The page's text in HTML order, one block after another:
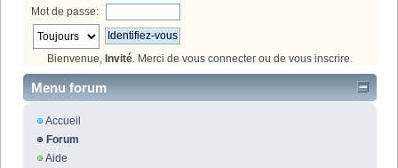
Mot de passe:
Bienvenue, Invité. Merci de vous connecter ou de vous inscrire.
Menu forum
Accueil
Forum
Aide